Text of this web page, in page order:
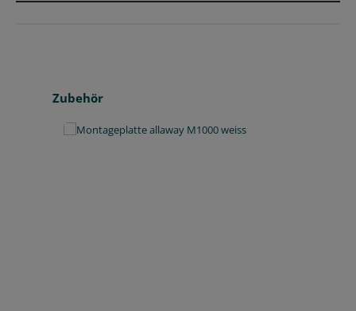
Produktgalerie überspringen
Zubehör